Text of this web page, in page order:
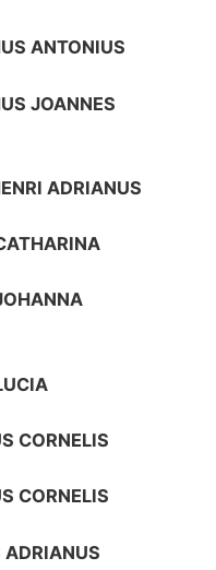
ANTONIUS
JOANNES
ADRIANUS
CORNELIS
CORNELIS
ADRIANUS